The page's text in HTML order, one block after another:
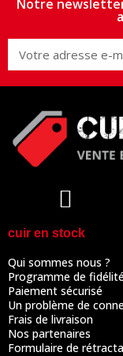
Notre
cuir en stock
Qui sommes nous ?
Programme de
Paiement sécurisé
Un problème de
Frais de livraison
Nos partenaires
Formulaire de